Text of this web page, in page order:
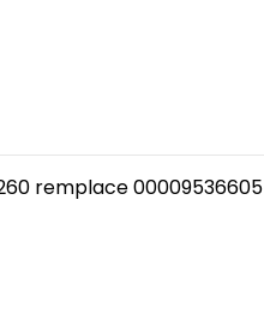
remplace 00009536605